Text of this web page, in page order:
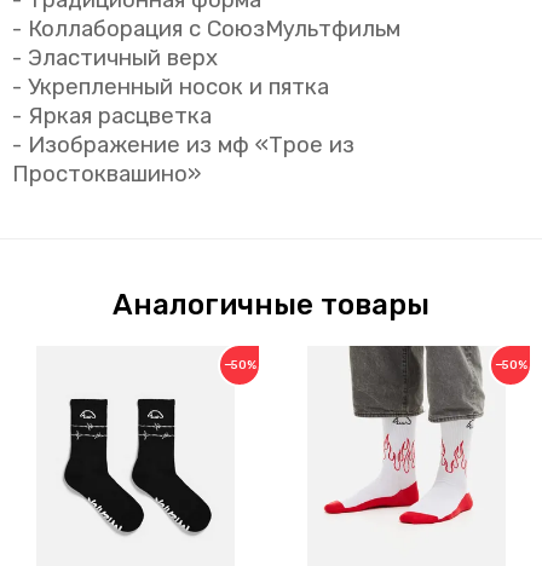
- Коллаборация с СоюзМультфильм
- Эластичный верх
- Укрепленный носок и пятка
- Яркая расцветка
- Изображение из мф «Трое из
Простоквашино»
Аналогичные товары
−50% −50%